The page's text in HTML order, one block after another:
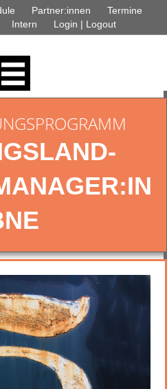
Partner:innen
Termine
Intern Login | Logout